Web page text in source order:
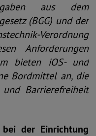
aus dem
(BGG) und der
Verordnung
Anforderungen
bieten iOS- und
Bordmittel an, die
Barrierefreiheit
der Einrichtung